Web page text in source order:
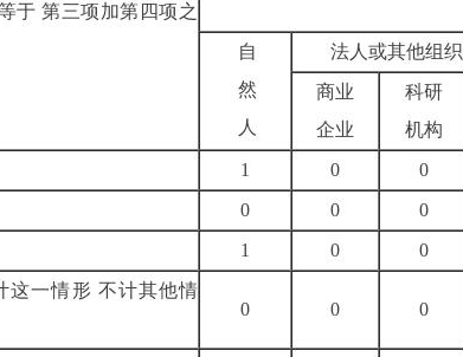
于 第三项加第四项之
自
然
人
法人或其他组织
商业
企业
科研
机构
1 0 0
0 0 0
1 0 0
这一情形 不计其他情
0 0 0